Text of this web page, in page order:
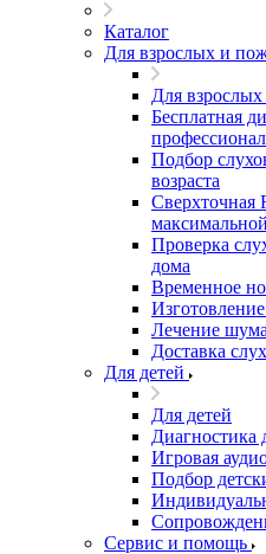
Каталог
Для взрослых и
Для
Бесплатная
Подбор
возраста
Сверхточная
Проверка
дома
Временное
Лечение
Доставка
Для детей
Для детей
Диагностика
Игровая
Подбор
Сервис и помощь